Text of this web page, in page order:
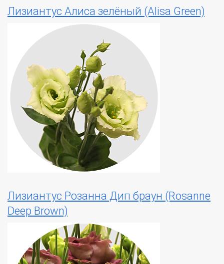
Лизиантус Алиса зелёный (Alisa Green)
Лизиантус Розанна Дип браун (Rosanne
Deep Brown)